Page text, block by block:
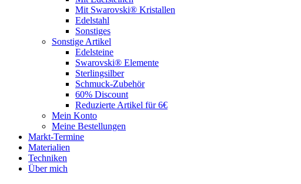
Mit Swarovski® Kristallen
Edelstahl
Sonstiges
Sonstige Artikel
Edelsteine
Swarovski® Elemente
Sterlingsilber
Schmuck-Zubehör
60% Discount
Reduzierte Artikel für 6€
Mein Konto
Meine Bestellungen
Markt-Termine
Materialien
Techniken
Über mich